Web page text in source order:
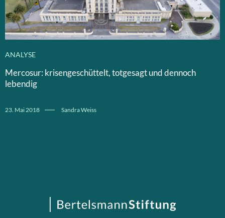
ANALYSE
Mercosur: krisengeschüttelt, totgesagt und dennoch
lebendig
23. Mai 2018 Sandra Weiss